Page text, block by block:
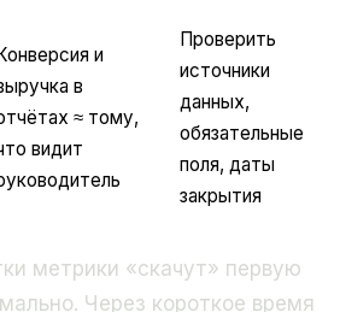
и
в
≈ тому,
видит
Проверить
источники
данных,
обязательные
поля, даты
закрытия
метрики «скачут» первую
Через короткое время